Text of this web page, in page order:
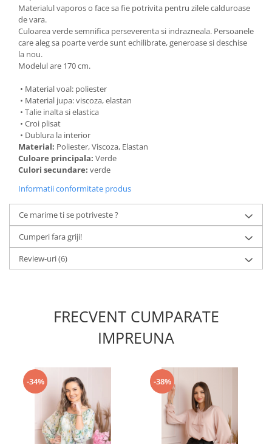
Materialul vaporos o face sa fie potrivita pentru zilele calduroase
de vara.
Culoarea verde semnifica perseverenta si indrazneala. Persoanele
care aleg sa poarte verde sunt echilibrate, generoase si deschise
la nou.
Modelul are 170 cm.
• Material voal: poliester
• Material jupa: viscoza, elastan
• Talie inalta si elastica
• Croi plisat
• Dublura la interior
Material: Poliester, Viscoza, Elastan
Culoare principala: Verde
Culori secundare: verde
Informatii conformitate produs
Ce marime ti se potriveste ?
Cumperi fara griji!
Review-uri(6)
FRECVENT CUMPARATE
IMPREUNA
-34% -38%